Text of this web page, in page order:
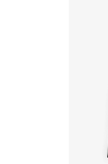
без
График